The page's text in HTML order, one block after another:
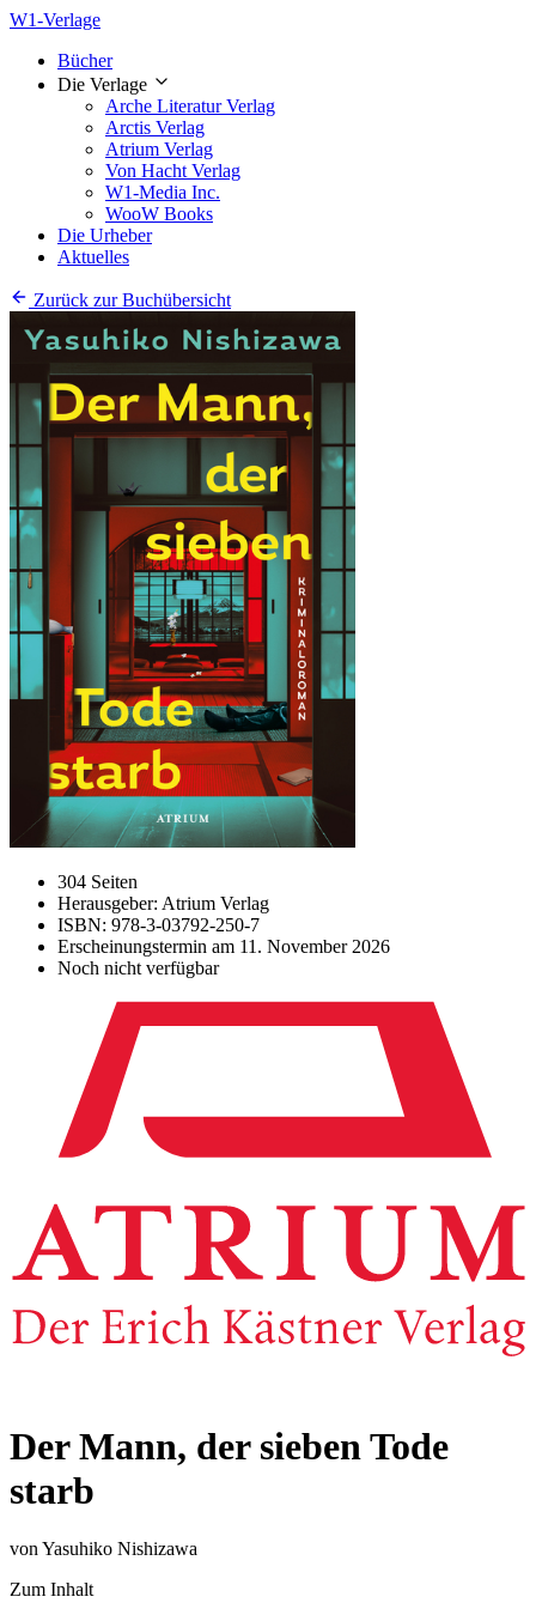
W1-Verlage
Bücher
Die Verlage
Arche Literatur Verlag
Arctis Verlag
Atrium Verlag
Von Hacht Verlag
W1-Media Inc.
WooW Books
Die Urheber
Aktuelles
Zurück zur Buchübersicht
304 Seiten
Herausgeber: Atrium Verlag
ISBN: 978-3-03792-250-7
Erscheinungstermin am 11. November 2026
Noch nicht verfügbar
Der Mann, der sieben Tode
starb
von Yasuhiko Nishizawa
Zum Inhalt